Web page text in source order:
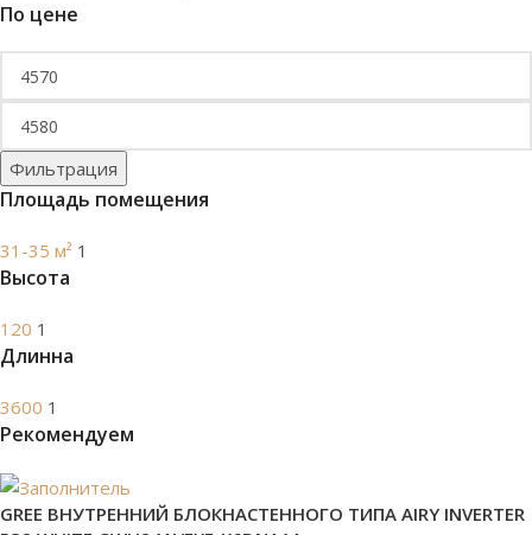
По цене
Фильтрация
Площадь помещения
31-35 м² 1
Высота
120 1
Длинна
3600 1
Рекомендуем
GREE ВНУТРЕННИЙ БЛОКНАСТЕННОГО ТИПА AIRY INVERTER